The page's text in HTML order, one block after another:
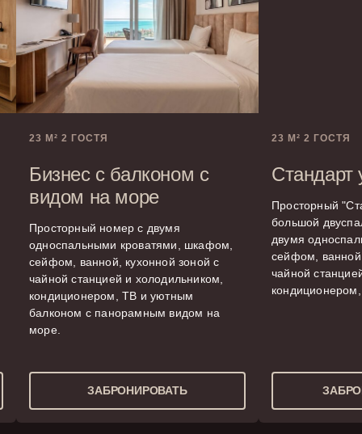
23 М² 2 ГОСТЯ
Бизнес с балконом с
видом на море
Просторный номер с двумя
односпальными кроватями, шкафом,
сейфом, ванной, кухонной зоной с
чайной станцией и холодильником,
кондиционером, ТВ и уютным
балконом с панорамным видом на
море.
ЗАБРОНИРОВАТЬ
23 М² 2 ГОСТЯ
Стандарт
Просторный
большой
двумя
сейфом,
чайной